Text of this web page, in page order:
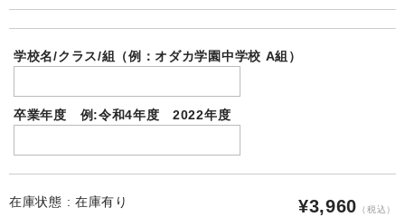
卒部卒団記念品
運動部・スポーツクラブ
学校名/クラス/組（例：オダカ学園中学校 A組）
卒業年度 例:令和4年度 2022年度
在庫状態 : 在庫有り ¥3,960 （税込）